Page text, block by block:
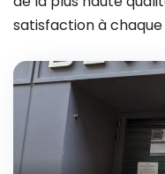
satisfaction à